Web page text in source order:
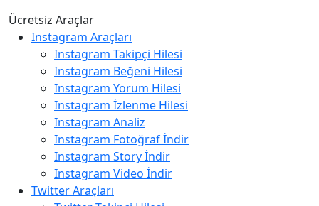
Ücretsiz Araçlar
Instagram Araçları
Instagram Takipçi Hilesi
Instagram Beğeni Hilesi
Instagram Yorum Hilesi
Instagram İzlenme Hilesi
Instagram Analiz
Instagram Fotoğraf İndir
Instagram Story İndir
Instagram Video İndir
Twitter Araçları